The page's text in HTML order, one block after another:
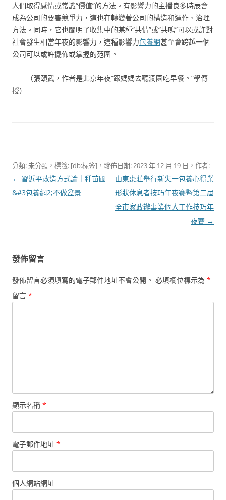
人們取得感情或常識“價值”的方法。有影響力的主播良多時辰會
成為公司的要害競爭力，這也在轉變著公司的構造和運作、治理
方法。同時，它也闡明了收集中的某種“共情”或“共鳴”可以或許對
社會發生相當年夜的影響力，這種影響力包養網甚至會跨越一個
公司可以或許擺佈或掌握的范圍。
（張頤武， 作者是北京年夜“跟媽媽去聽瀾園吃早餐。”學傳
授）
分類: 未分類，標籤: [db:标签] ，發佈日期:2023 年 12 月 19 日 ，作者:
文
章
← 習近平改造方式論｜種苗圃
&#3包養網2;不做盆景
山東棗莊舉行新失一包養心得業
形狀休息者技巧年夜賽暨第二屆
全市家政辦事業個人工作技巧年
夜賽 →
發佈留言
發佈留言必須填寫的電子郵件地址不會公開。 必填欄位標示為 *
留言 *
顯示名稱 *
電子郵件地址 *
個人網站網址